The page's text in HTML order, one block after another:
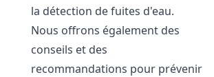
la détection de fuites d'eau.
Nous offrons également des
conseils et des
recommandations pour prévenir